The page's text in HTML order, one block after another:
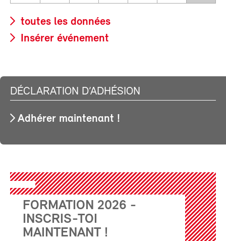
toutes les données
Insérer événement
DÉCLARATION D’ADHÉSION
Adhérer maintenant !
FORMATION 2026 -
INSCRIS-TOI
MAINTENANT !